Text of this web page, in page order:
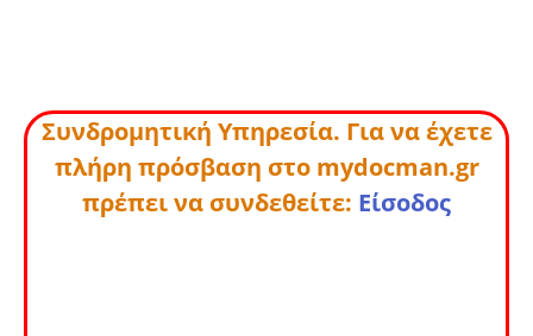
Συνδρομητική Υπηρεσία. Για να έχετε
πλήρη πρόσβαση στο mydocman.gr
πρέπει να συνδεθείτε: Είσοδος